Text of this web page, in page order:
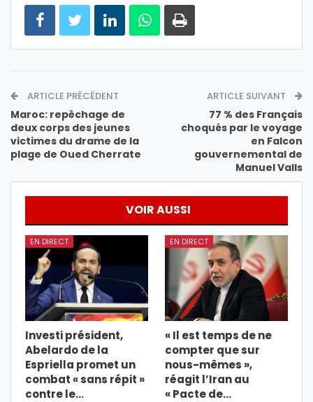
ARTICLE PRÉCÉDENT
Maroc: repêchage de
deux corps des jeunes
victimes du drame de la
plage de Oued Cherrate
ARTICLE SUIVANT
77 % des Français
choqués par le voyage
en Falcon
gouvernemental de
Manuel Valls
VOIR AUSSI
EN DIRECT
Investi président,
Abelardo de la
Espriella promet un
combat « sans répit »
contre le…
EN DIRECT
« Il est temps de ne
compter que sur
nous-mêmes »,
réagit l’Iran au
« Pacte de…